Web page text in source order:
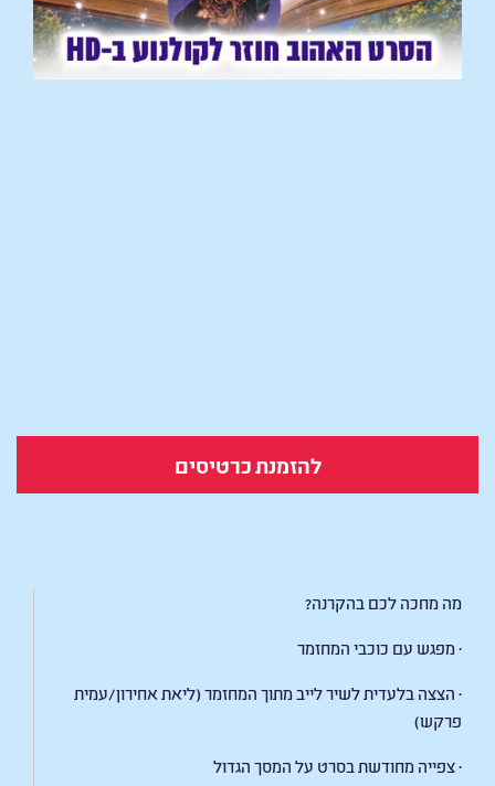
להזמנת כרטיסים
מה מחכה לכם בהקרנה?
· מפגש עם כוכבי המחזמר
· הצצה בלעדית לשיר לייב מתוך המחזמר (ליאת אחירון/עמית
פרקש)
· צפייה מחודשת בסרט על המסך הגדול